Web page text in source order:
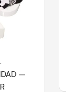
–